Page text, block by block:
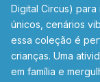
Digital Circus)
únicos, cenários
essa coleção é
crianças. Uma
em família e